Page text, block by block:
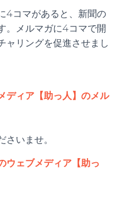
4コマがあると、新聞の
。メルマガに4コマで開
ャリングを促進させまし
ディア【助っ人】のメル
いませ。
ウェブメディア【助っ